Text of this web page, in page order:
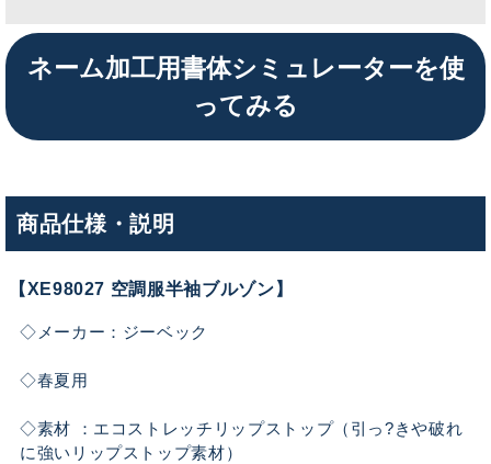
ネーム加工用書体シミュレーターを使
ってみる
商品仕様・説明
【XE98027 空調服半袖ブルゾン】
◇メーカー：ジーベック
◇春夏用
◇素材 ：エコストレッチリップストップ（引っ?きや破れ
に強いリップストップ素材）